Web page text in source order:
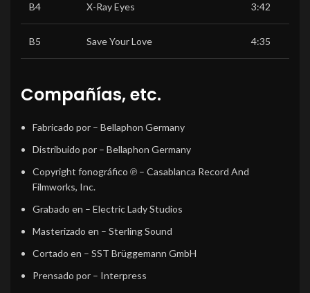
B4 X-Ray Eyes 3:42
B5 Save Your Love 4:35
Compañías, etc.
Fabricado por – Bellaphon Germany
Distribuido por – Bellaphon Germany
Copyright fonográfico ℗ – Casablanca Record And
Filmworks, Inc.
Grabado en – Electric Lady Studios
Masterizado en – Sterling Sound
Cortado en – SST Brüggemann GmbH
Prensado por – Interpress